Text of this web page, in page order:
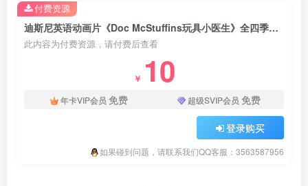
迪斯尼英语动画片《Doc McStuffins玩具小医生》全四季共230集，1080P高清视频带英文字幕，百度云网盘下载
此内容为付费资源，请付费后查看
￥ 10
年卡VIP会员 免费 超级SVIP会员 免费
登录购买
如果碰到问题，请联系我们QQ客服：3563587956
付费资源